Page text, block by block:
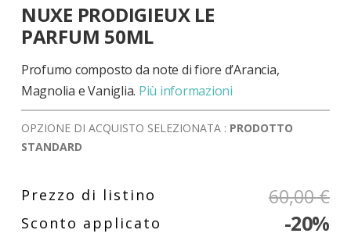
all'inizio
della
galleria
di
immagini
NUXE PRODIGIEUX LE
PARFUM 50ML
Profumo composto da note di fiore d’Arancia,
Magnolia e Vaniglia. Più informazioni
OPZIONE DI ACQUISTO SELEZIONATA : PRODOTTO
STANDARD
60,00 €
-20%